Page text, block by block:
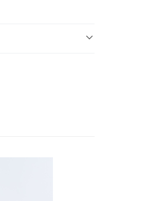
費
費